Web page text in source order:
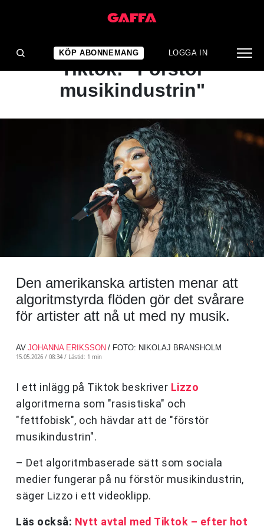
KÖP ABONNEMANG LOGGA IN
NYHET
Lizzo riktar kritik mot
Tiktok: "Förstör
musikindustrin"
Den amerikanska artisten menar att
algoritmstyrda flöden gör det svårare
för artister att nå ut med ny musik.
AV JOHANNA ERIKSSON / FOTO: NIKOLAJ BRANSHOLM
15.05.2026 / 08:34 / Lästid: 1 min
I ett inlägg på Tiktok beskriver Lizzo
algoritmerna som "rasistiska" och
"fettfobisk", och hävdar att de "förstör
musikindustrin".
– Det algoritmbaserade sätt som sociala
medier fungerar på nu förstör musikindustrin,
säger Lizzo i ett videoklipp.
Läs också: Nytt avtal med Tiktok – efter hot